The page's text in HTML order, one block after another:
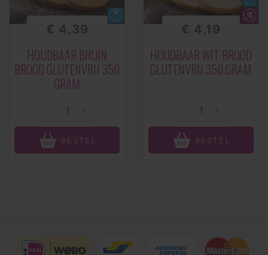
HOUDBAAR BRUIN
BROOD GLUTENVRIJ 350
GRAM
€ 4,39
+
BESTEL
HOUDBAAR WIT BROOD
GLUTENVRIJ 350 GRAM
€ 4,19
+
BESTEL